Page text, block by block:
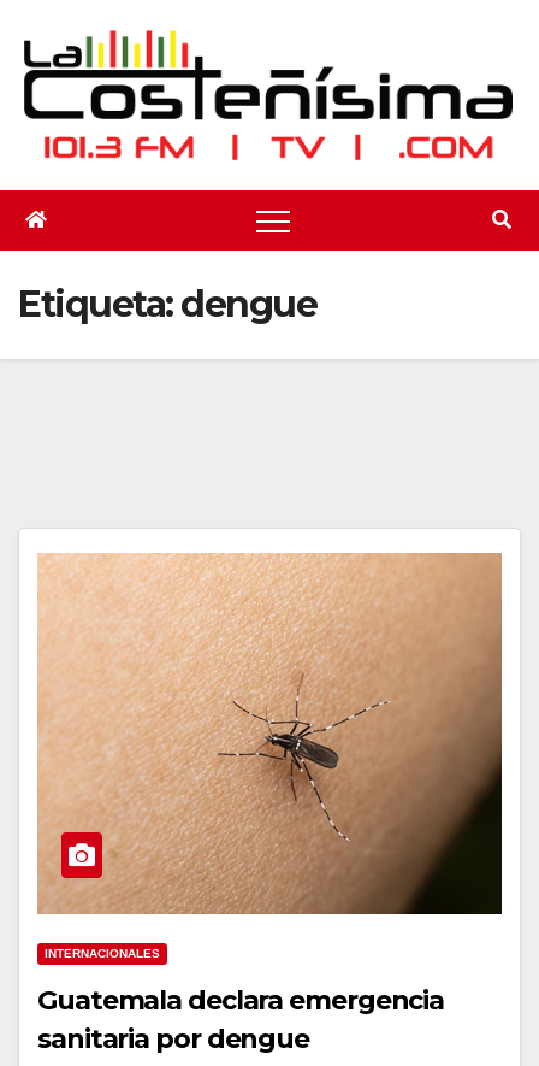
contenido
Etiqueta:dengue
INTERNACIONALES
Guatemala declara emergencia
sanitaria por dengue